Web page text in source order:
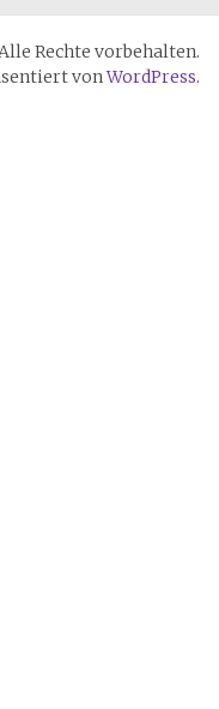
Rechte vorbehalten.
vonWordPress.